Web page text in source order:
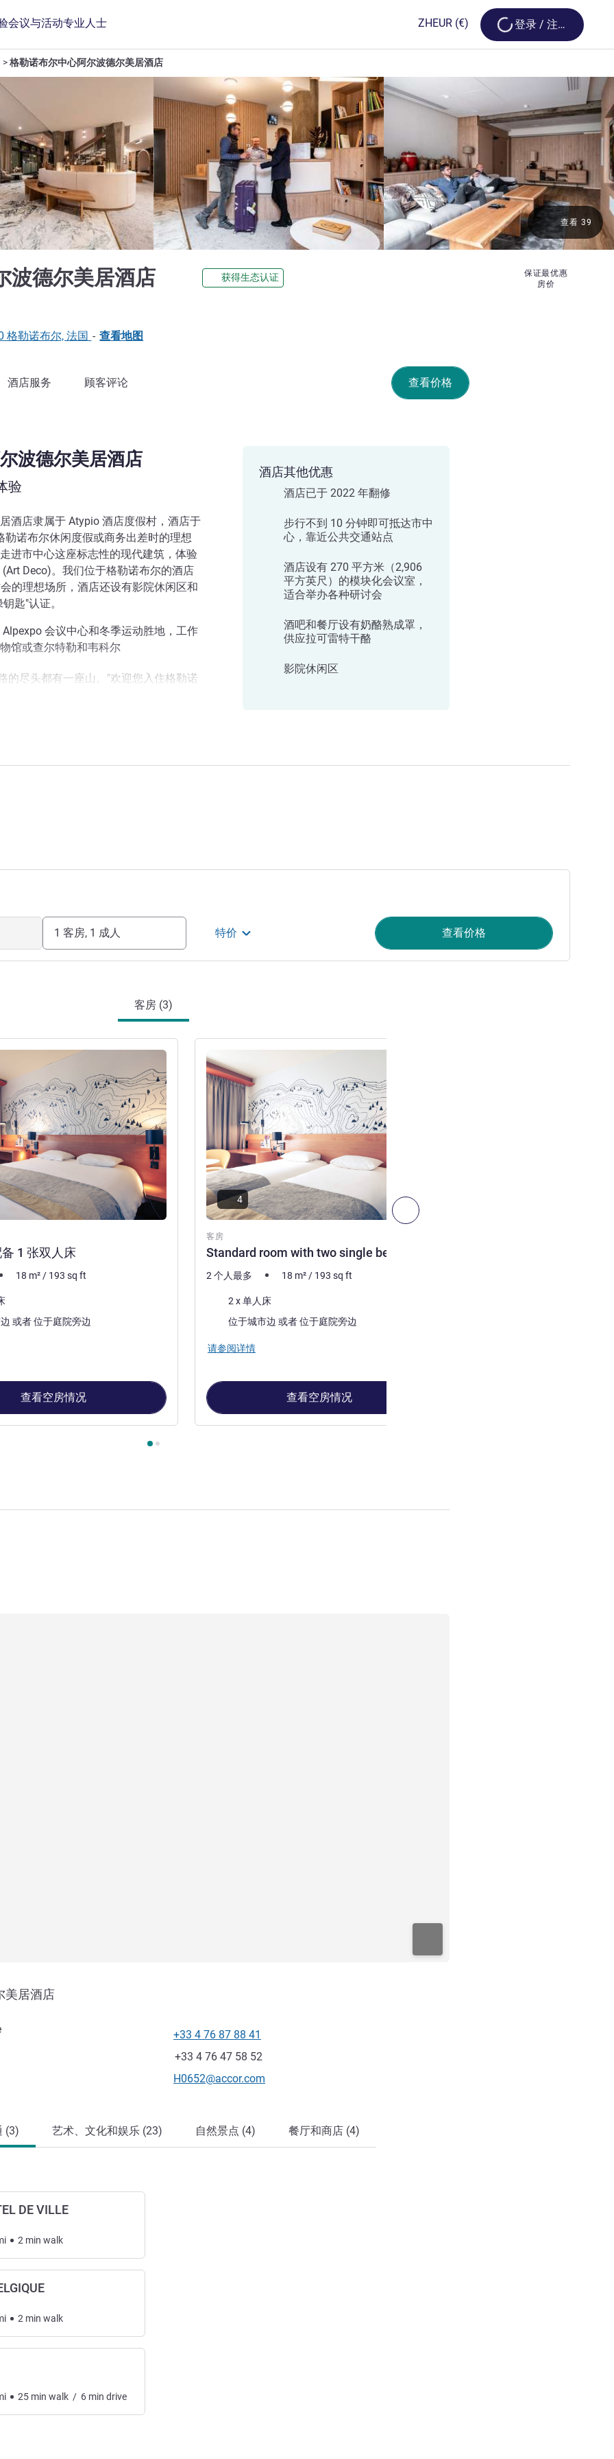
会议与活动专业人士 ZHEUR (€) Loading...
登录 / 注册
格勒诺布尔中心阿尔波德尔美居酒店
波德尔美居酒店 获得生态认证
保证最优惠
房价
查看 39
格勒诺布尔, 法国 - 查看地图
查看价格
酒店服务 顾客评论
波德尔美居酒店
验
酒店隶属于 Atypio 酒店度假村，酒店于
诺布尔休闲度假或商务出差时的理想
进市中心这座标志性的现代建筑，体验
Deco)。我们位于格勒诺布尔的酒店
的理想场所，酒店还设有影院休闲区和
匙"认证。
会议中心和冬季运动胜地，工作
馆或查尔特勒和韦科尔
的尽头都有一座山。"欢迎您入住格勒诺
酒店其他优惠
酒店已于 2022 年翻修
步行不到 10 分钟即可抵达市中
心，靠近公共交通站点
酒店设有 270 平方米（2,906
平方英尺）的模块化会议室，
适合举办各种研讨会
酒吧和餐厅设有奶酪熟成罩，
供应拉可雷特干酪
影院休闲区
1 客房, 1 成人 特价 查看价格
客房 (3)
下一个 - 客房
1 张双人床
18 m² / 193 sq ft
位于城市边 或者 位于庭院旁边
查看空房情况
客房
Standard room with two single beds
请参阅详情
4
2 个人最多 18 m² / 193 sq ft
床上用品2 x 单人床
位于城市边 或者 位于庭院旁边
请参阅详情
查看空房情况
美居酒店
电话
+33 4 76 87 88 41
传真
+33 4 76 47 58 52
联系电子邮件
H0652@accor.com
(3) 艺术、文化和娱乐 (23) 自然景点 (4) 餐厅和商店 (4)
DE VILLE
2 min walk
2 min walk
25 min walk / 6 min drive